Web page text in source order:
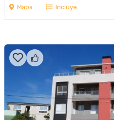
Mapa Incluye